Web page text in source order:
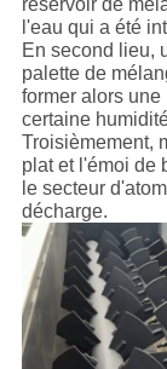
réservoir de
l'eau qui a été
En second lieu,
palette de
former alors
certaine
Troisièmement,
plat et l'émoi de
le secteur
décharge.